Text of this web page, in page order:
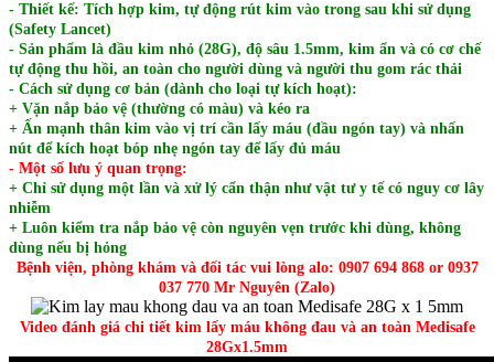
- Thiết kế: Tích hợp kim, tự động rút kim vào trong sau khi sử dụng
(Safety Lancet)
- Sản phẩm là đầu kim nhỏ (28G), độ sâu 1.5mm, kim ẩn và có cơ chế
tự động thu hồi, an toàn cho người dùng và người thu gom rác thải
- Cách sử dụng cơ bản (dành cho loại tự kích hoạt):
+ Vặn nắp bảo vệ (thường có màu) và kéo ra
+ Ấn mạnh thân kim vào vị trí cần lấy máu (đầu ngón tay) và nhấn
nút để kích hoạt bóp nhẹ ngón tay để lấy đủ máu
- Một số lưu ý quan trọng:
+ Chỉ sử dụng một lần và xử lý cẩn thận như vật tư y tế có nguy cơ lây
nhiễm
+ Luôn kiểm tra nắp bảo vệ còn nguyên vẹn trước khi dùng, không
dùng nếu bị hỏng
Bệnh viện, phòng khám và đối tác vui lòng alo: 0907 694 868 or 0937
037 770 Mr Nguyên (Zalo)
Video đánh giá chi tiết kim lấy máu không đau và an toàn Medisafe
28Gx1.5mm